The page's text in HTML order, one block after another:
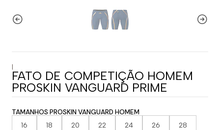
|
FATO DE COMPETIÇÃO HOMEM
PROSKIN VANGUARD PRIME
TAMANHOS PROSKIN VANGUARD HOMEM
16 18 20 22 24 26 28